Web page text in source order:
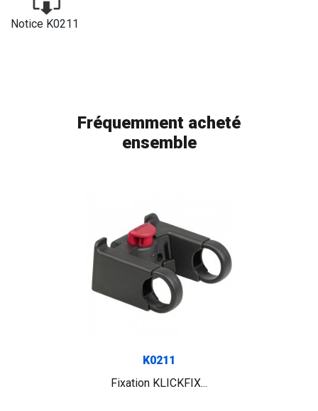
Notice K0211
Fréquemment acheté
ensemble
K0211
Fixation KLICKFIX...